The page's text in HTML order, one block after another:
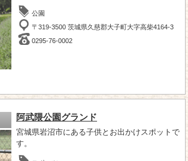
公園
〒319-3500 茨城県久慈郡大子町大字高柴4164-3
0295-76-0002
阿武隈公園グランド
宮城県岩沼市にある子供とお出かけスポットで
す。